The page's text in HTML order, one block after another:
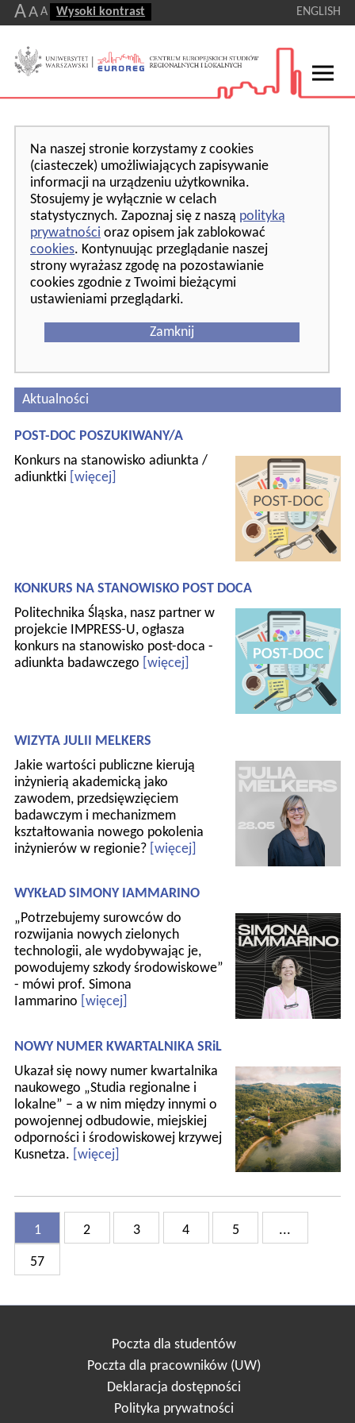
AA A Wysoki kontrast ENGLISH
Na naszej stronie korzystamy z cookies
(ciasteczek) umożliwiających zapisywanie
informacji na urządzeniu użytkownika.
Stosujemy je wyłącznie w celach
statystycznych. Zapoznaj się z naszą polityką
prywatności oraz opisem jak zablokować
cookies. Kontynuując przeglądanie naszej
strony wyrażasz zgodę na pozostawianie
cookies zgodnie z Twoimi bieżącymi
ustawieniami przeglądarki.
Zamknij
Aktualności
POST-DOC POSZUKIWANY/A
Konkurs na stanowisko adiunkta /
adiunktki [więcej]
KONKURS NA STANOWISKO POST DOCA
Politechnika Śląska, nasz partner w
projekcie IMPRESS-U, ogłasza
konkurs na stanowisko post-doca -
adiunkta badawczego [więcej]
WIZYTA JULII MELKERS
Jakie wartości publiczne kierują
inżynierią akademicką jako
zawodem, przedsięwzięciem
badawczym i mechanizmem
kształtowania nowego pokolenia
inżynierów w regionie? [więcej]
WYKŁAD SIMONY IAMMARINO
„Potrzebujemy surowców do
rozwijania nowych zielonych
technologii, ale wydobywając je,
powodujemy szkody środowiskowe”
- mówi prof. Simona
Iammarino [więcej]
NOWY NUMER KWARTALNIKA SRiL
Ukazał się nowy numer kwartalnika
naukowego „Studia regionalne i
lokalne” – a w nim między innymi o
powojennej odbudowie, miejskiej
odporności i środowiskowej krzywej
Kusnetza. [więcej]
1 2 3 4 5 ...
57
Poczta dla studentów
Poczta dla pracowników (UW)
Deklaracja dostępności
Polityka prywatności